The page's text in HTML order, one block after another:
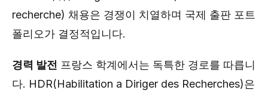
recherche) 채용은 경쟁이 치열하며 국제 출판 포트
폴리오가 결정적입니다.
경력 발전 프랑스 학계에서는 독특한 경로를 따릅니
다. HDR(Habilitation a Diriger des Recherches)은